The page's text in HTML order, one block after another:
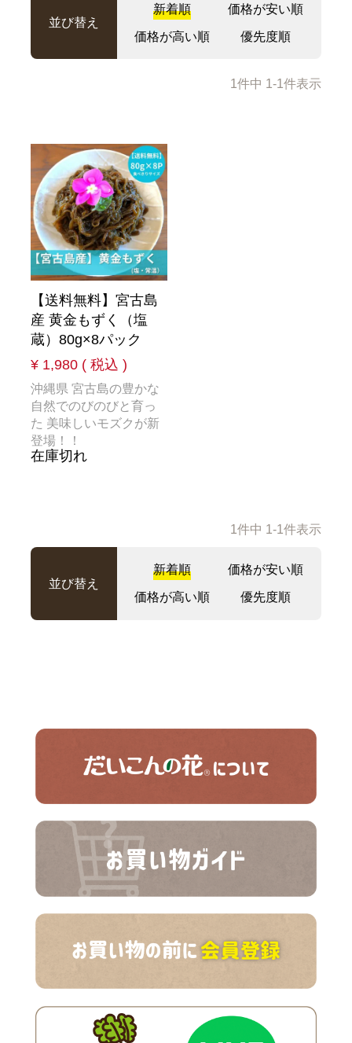
並び替え
新着順
価格が安い順
価格が高い順
優先度順
1件中 1-1件表示
【送料無料】宮古島
産 黄金もずく（塩
蔵）80g×8パック
¥ 1,980 税込
沖縄県 宮古島の豊かな
自然でのびのびと育っ
た 美味しいモズクが新
登場！！
在庫切れ
並び替え
新着順
価格が安い順
価格が高い順
優先度順
1件中 1-1件表示